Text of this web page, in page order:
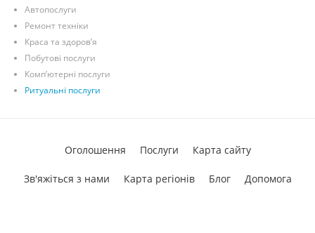
Автопослуги
Ремонт техніки
Краса та здоров’я
Побутові послуги
Комп’ютерні послуги
Ритуальні послуги
Оголошення Послуги Карта сайту
Зв'яжіться з нами Карта регіонів Блог Допомога